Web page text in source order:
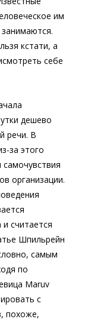
им
кстати, а
себе
дешево
речи. В
за этого
самочувствия
организации.
считается
Шпильрейн
самым
по
Maruv
с
похоже,